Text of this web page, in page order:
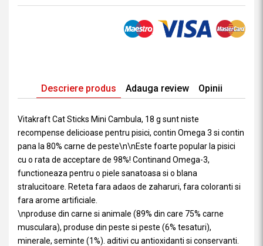
Descriere produs Adauga review Opinii
Vitakraft Cat Sticks Mini Cambula, 18 g sunt niste
recompense delicioase pentru pisici, contin Omega 3 si contin
pana la 80% carne de peste\n\nEste foarte popular la pisici
cu o rata de acceptare de 98%! Continand Omega-3,
functioneaza pentru o piele sanatoasa si o blana
stralucitoare. Reteta fara adaos de zaharuri, fara coloranti si
fara arome artificiale.
\nproduse din carne si animale (89% din care 75% carne
musculara), produse din peste si peste (6% tesaturi),
minerale, seminte (1%). aditivi cu antioxidanti si conservanti.